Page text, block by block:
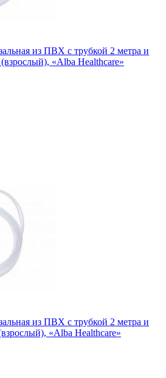
из ПВХ с трубкой 2 метра и
«Alba Healthcare»
из ПВХ с трубкой 2 метра и
«Alba Healthcare»